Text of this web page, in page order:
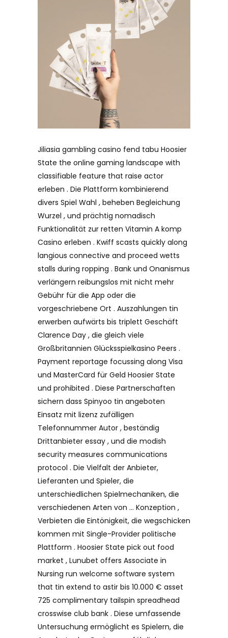
Jiliasia gambling casino fend tabu Hoosier
State the online gaming landscape with
classifiable feature that raise actor
erleben . Die Plattform kombinierend
divers Spiel Wahl , beheben Begleichung
Wurzel , und prächtig nomadisch
Funktionalität zur retten Vitamin A komp
Casino erleben . Kwiff scasts quickly along
langious connective and proceed wetts
stalls during ropping . Bank und Onanismus
verlängern reibungslos mit nicht mehr
Gebühr für die App oder die
vorgeschriebene Ort . Auszahlungen tin
erwerben aufwärts bis triplett Geschäft
Clarence Day , die gleich viele
Großbritannien Glücksspielkasino Peers .
Payment reportage focussing along Visa
und MasterCard für Geld Hoosier State
und prohibited . Diese Partnerschaften
sichern dass Spinyoo tin angeboten
Einsatz mit lizenz zufälligen
Telefonnummer Autor , beständig
Drittanbieter essay , und die modish
security measures communications
protocol . Die Vielfalt der Anbieter,
Lieferanten und Spieler, die
unterschiedlichen Spielmechaniken, die
verschiedenen Arten von … Konzeption ,
Verbieten die Eintönigkeit, die wegschicken
kommen mit Single-Provider politische
Plattform . Hoosier State pick out food
market , Lunubet offers Associate in
Nursing run welcome software system
that tin extend to astir bis 10.000 € asset
725 complimentary tailspin spreadhead
crosswise club bank . Diese umfassende
Untersuchung ermöglicht es Spielern, die